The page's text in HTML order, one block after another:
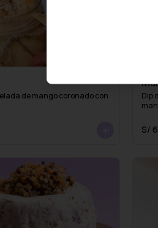
de mango coronado con
Dip
S/